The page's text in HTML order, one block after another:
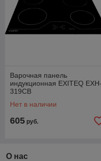
Варочная панель
индукционная EXITEQ EXH-
319CB
Нет в наличии
605 руб.
О нас